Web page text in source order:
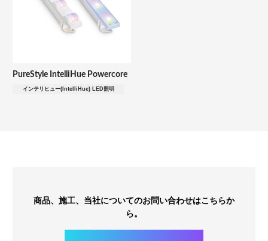
PureStyle IntelliHue Powercore
インテリヒュー(IntelliHue) LED照明
商品、施工、当社についてのお問い合わせはこちらか
ら。